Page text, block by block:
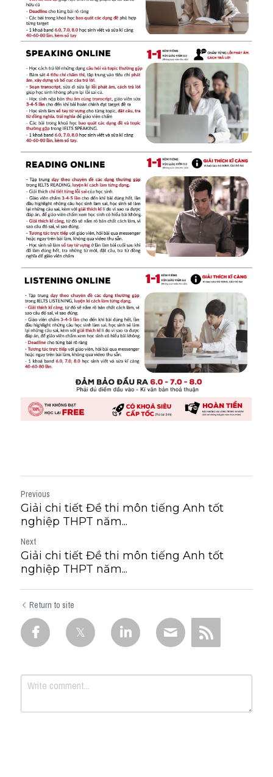
Previous
Giải chi tiết Đề thi môn tiếng Anh tốt
nghiệp THPT năm...
Next
Giải chi tiết Đề thi môn tiếng Anh tốt
nghiệp THPT năm...
Return to site